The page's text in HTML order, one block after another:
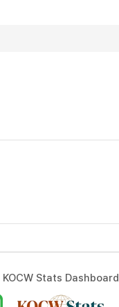
KOCW Stats Dashboard